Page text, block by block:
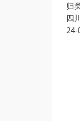
归
四
24-